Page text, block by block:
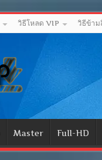
วิธีโหลด VIP วิธีข้าม
Master Full-HD